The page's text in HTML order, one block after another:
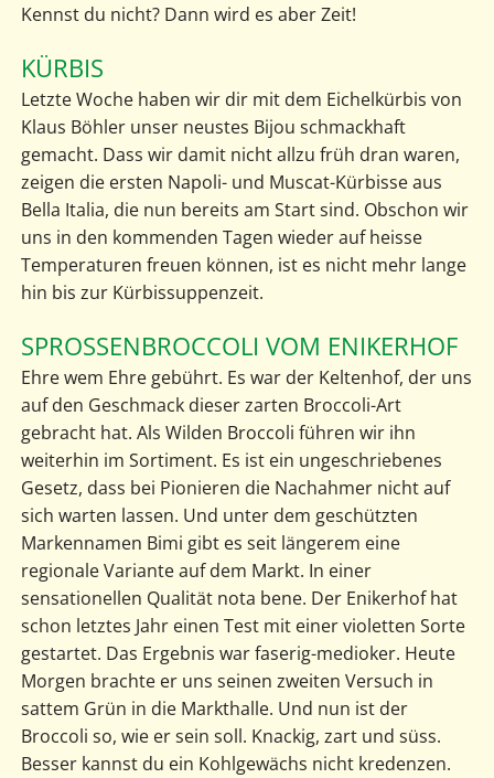
Kennst du nicht? Dann wird es aber Zeit!
KÜRBIS
Letzte Woche haben wir dir mit dem Eichelkürbis von
Klaus Böhler unser neustes Bijou schmackhaft
gemacht. Dass wir damit nicht allzu früh dran waren,
zeigen die ersten Napoli- und Muscat-Kürbisse aus
Bella Italia, die nun bereits am Start sind. Obschon wir
uns in den kommenden Tagen wieder auf heisse
Temperaturen freuen können, ist es nicht mehr lange
hin bis zur Kürbissuppenzeit.
SPROSSENBROCCOLI VOM ENIKERHOF
Ehre wem Ehre gebührt. Es war der Keltenhof, der uns
auf den Geschmack dieser zarten Broccoli-Art
gebracht hat. Als Wilden Broccoli führen wir ihn
weiterhin im Sortiment. Es ist ein ungeschriebenes
Gesetz, dass bei Pionieren die Nachahmer nicht auf
sich warten lassen. Und unter dem geschützten
Markennamen Bimi gibt es seit längerem eine
regionale Variante auf dem Markt. In einer
sensationellen Qualität nota bene. Der Enikerhof hat
schon letztes Jahr einen Test mit einer violetten Sorte
gestartet. Das Ergebnis war faserig-medioker. Heute
Morgen brachte er uns seinen zweiten Versuch in
sattem Grün in die Markthalle. Und nun ist der
Broccoli so, wie er sein soll. Knackig, zart und süss.
Besser kannst du ein Kohlgewächs nicht kredenzen.